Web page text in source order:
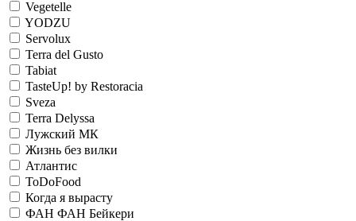
Vegetelle
YODZU
Servolux
Terra del Gusto
Tabiat
TasteUp! by Restoracia
Sveza
Terra Delyssa
Лужский МК
Жизнь без вилки
Атлантис
ToDoFood
Когда я вырасту
ФАН ФАН Бейкери